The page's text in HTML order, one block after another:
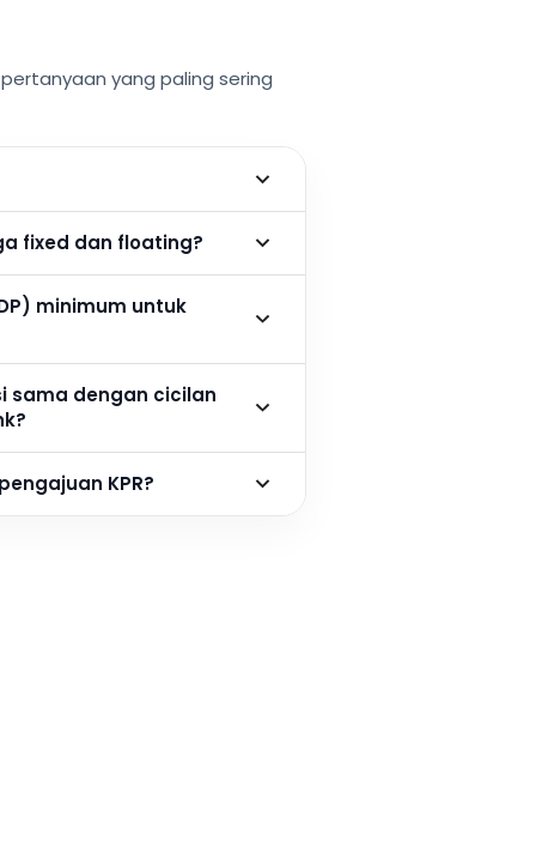
yang paling sering
fixed dan floating?
minimum untuk
sama dengan cicilan
KPR?